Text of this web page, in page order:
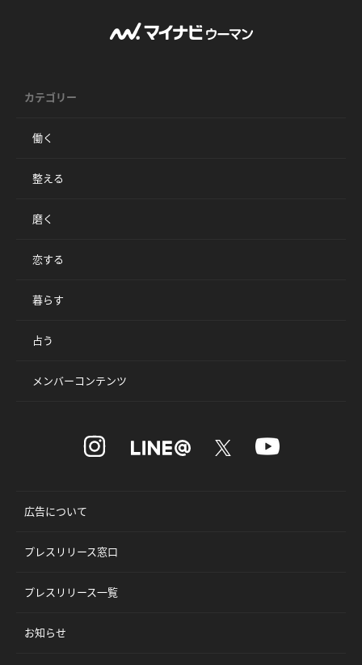
カテゴリー
働く
整える
磨く
恋する
暮らす
占う
メンバーコンテンツ
広告について
プレスリリース窓口
プレスリリース一覧
お知らせ